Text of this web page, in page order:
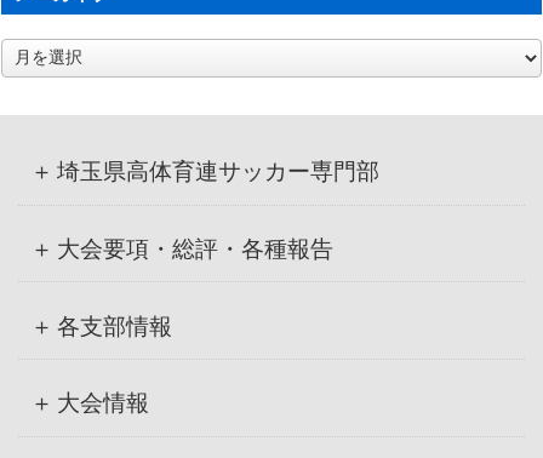
ア
ー
埼玉県高体育連サッカー専門部
大会要項・総評・各種報告
各支部情報
大会情報